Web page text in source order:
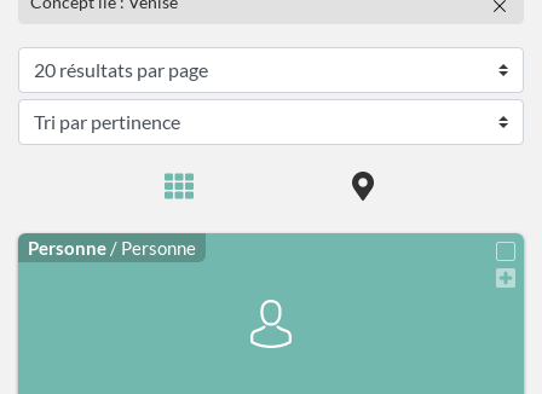
Personne / Personne